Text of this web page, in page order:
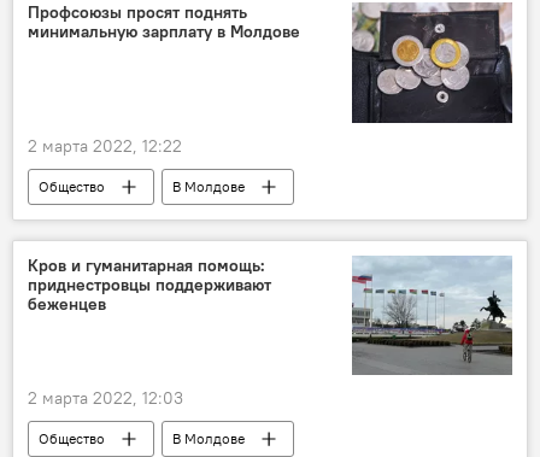
Профсоюзы просят поднять
минимальную зарплату в Молдове
2 марта 2022, 12:22
Общество В Молдове
Кров и гуманитарная помощь:
приднестровцы поддерживают
беженцев
2 марта 2022, 12:03
Общество
В Молдове